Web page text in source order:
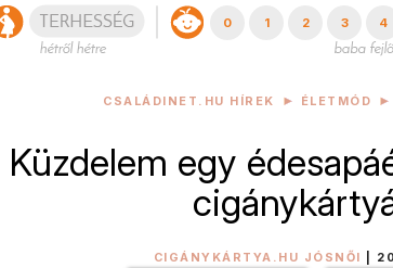
0 1 2 3 4
CSALÁDINET.HU HÍREK ÉLETMÓD
Küzdelem egy
CIGÁNYKÁRTYA.HU JÓSNŐI